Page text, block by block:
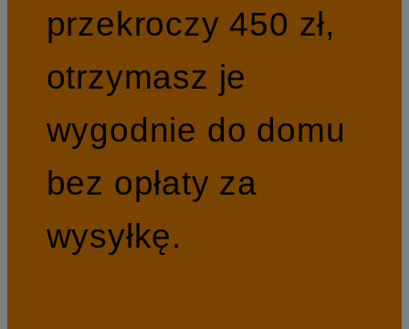
przekroczy 450 zł,
otrzymasz je
wygodnie do domu
bez opłaty za
wysyłkę.